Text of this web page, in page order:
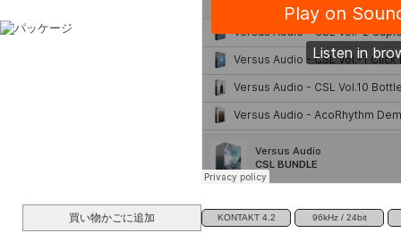
買い物かごに追加 KONTAKT 4.2 96kHz / 24bit